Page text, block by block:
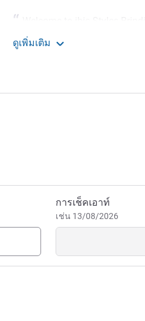
warm welcome! Our
look forward to seeing you!
ดูเพิ่มเติม
การเช็คเอาท์
เช่น 13/08/2026